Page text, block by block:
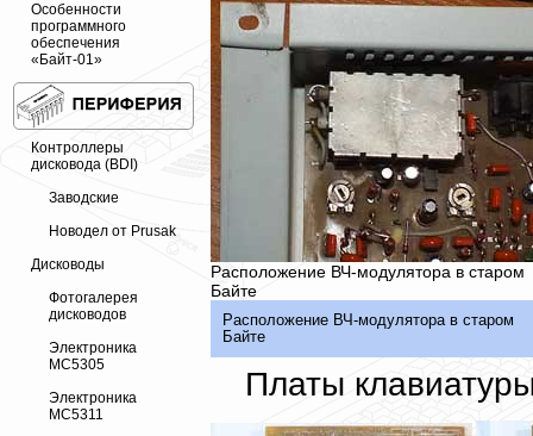
Особенности
программного
обеспечения
«Байт-01»
Контроллеры
дисковода (BDI)
Заводские
Новодел от Prusak
Дисководы
Фотогалерея
дисководов
Электроника
МС5305
Электроника
МС5311
Расположение ВЧ-модулятора в старом
Байте
Расположение ВЧ-модулятора в старом
Байте
Платы